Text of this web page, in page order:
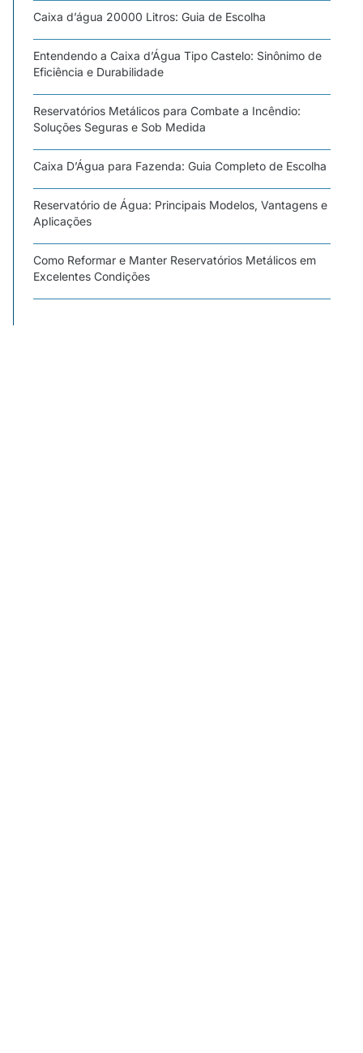
Caixa d’água 20000 Litros: Guia de Escolha
Entendendo a Caixa d’Água Tipo Castelo: Sinônimo de
Eficiência e Durabilidade
Reservatórios Metálicos para Combate a Incêndio:
Soluções Seguras e Sob Medida
Caixa D’Água para Fazenda: Guia Completo de Escolha
Reservatório de Água: Principais Modelos, Vantagens e
Aplicações
Como Reformar e Manter Reservatórios Metálicos em
Excelentes Condições